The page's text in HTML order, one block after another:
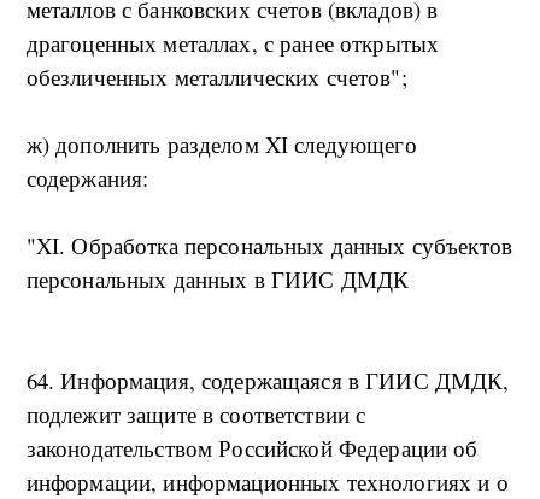
металлов с банковских счетов (вкладов) в
драгоценных металлах, с ранее открытых
обезличенных металлических счетов";
ж) дополнить разделом XI следующего
содержания:
"XI. Обработка персональных данных субъектов
персональных данных в ГИИС ДМДК
64. Информация, содержащаяся в ГИИС ДМДК,
подлежит защите в соответствии с
законодательством Российской Федерации об
информации, информационных технологиях и о